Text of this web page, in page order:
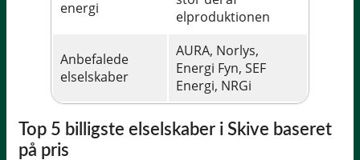
energi
elproduktionen
Anbefalede
elselskaber
AURA, Norlys,
Energi Fyn, SEF
Energi, NRGi
Top 5 billigste elselskaber i Skive baseret
på pris